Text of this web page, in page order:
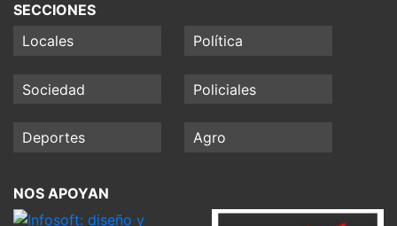
SECCIONES
Locales
Política
Sociedad Policiales
Deportes Agro
NOS APOYAN